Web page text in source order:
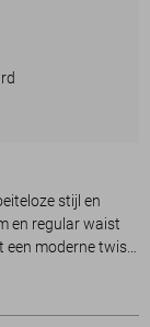
stijl en
en regular waist
moderne twist.
hij ideaal is
een klassieke